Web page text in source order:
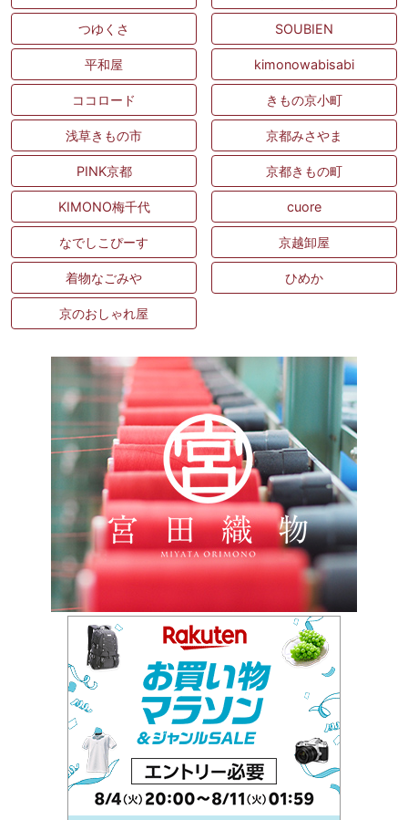
つゆくさ SOUBIEN
平和屋 kimonowabisabi
ココロード きもの京小町
浅草きもの市 京都みさやま
PINK京都 京都きもの町
KIMONO梅千代 cuore
なでしこぴーす 京越卸屋
着物なごみや ひめか
京のおしゃれ屋